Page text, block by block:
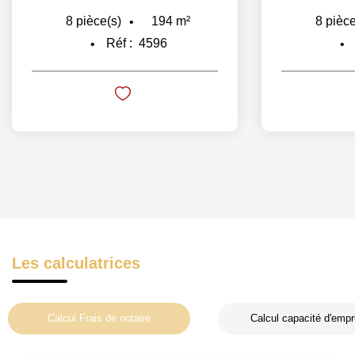
8 pièce(s) 194 m²
Réf : 4596
8
Les calculatrices
Calcul Frais de notaire Calcul capacité